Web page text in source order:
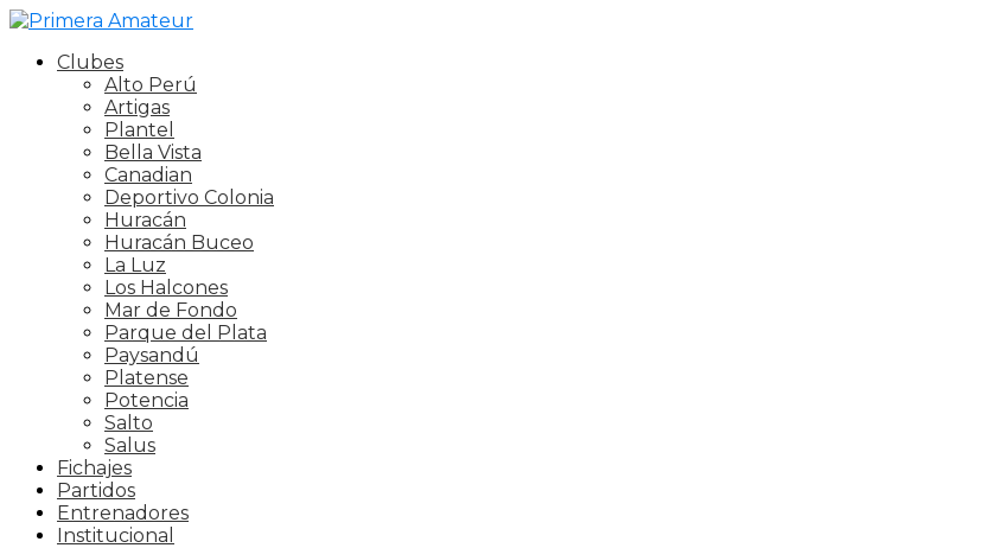
Clubes
Alto Perú
Artigas
Plantel
Bella Vista
Canadian
Deportivo Colonia
Huracán
Huracán Buceo
La Luz
Los Halcones
Mar de Fondo
Parque del Plata
Paysandú
Platense
Potencia
Salto
Salus
Fichajes
Partidos
Entrenadores
Institucional